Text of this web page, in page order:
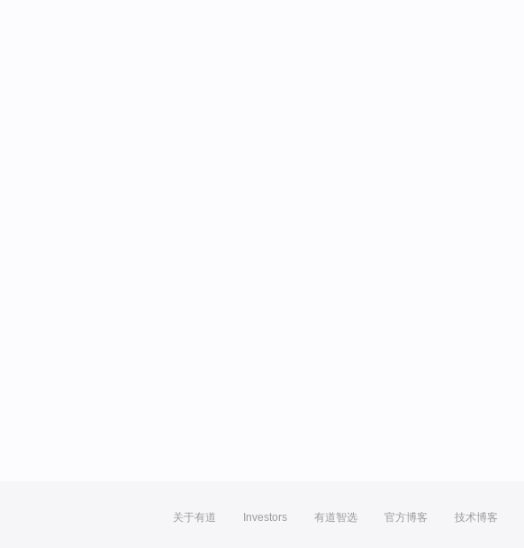
关于有道 Investors 有道智选 官方博客 技术博客